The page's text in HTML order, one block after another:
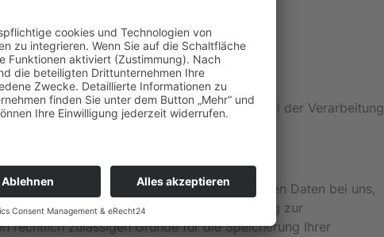
mit anderen über die Zwecke und Mittel der Verarbeitung
wurde, verbleiben Ihre personenbezogenen Daten bei uns,
geltend machen oder eine Einwilligung zur
rechtlich zulässigen Gründe für die Speicherung Ihrer